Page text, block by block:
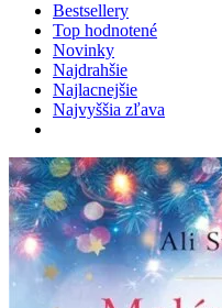
Bestsellery
Top hodnotené
Novinky
Najdrahšie
Najlacnejšie
Najvyššia zľava